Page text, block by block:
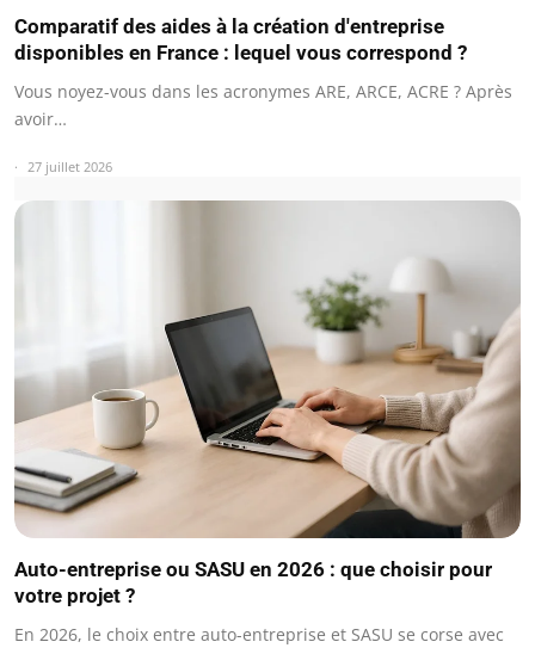
Comparatif des aides à la création d'entreprise
disponibles en France : lequel vous correspond ?
Vous noyez-vous dans les acronymes ARE, ARCE, ACRE ? Après
avoir…
27 juillet 2026
Auto-entreprise ou SASU en 2026 : que choisir pour
votre projet ?
En 2026, le choix entre auto-entreprise et SASU se corse avec